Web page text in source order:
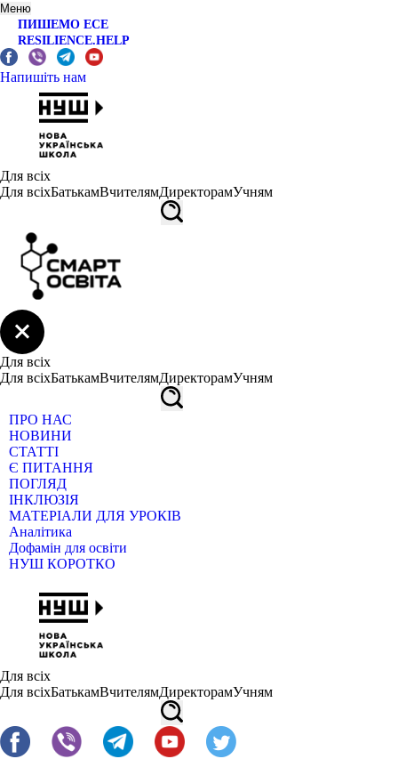
Меню
ПИШЕМО ЕСЕ
RESILIENCE.HELP
Напишіть нам
Для всіх
Для всіхБатькамВчителямДиректорамУчням
Для всіх
Для всіхБатькамВчителямДиректорамУчням
ПРО НАС
НОВИНИ
СТАТТІ
Є ПИТАННЯ
ПОГЛЯД
ІНКЛЮЗІЯ
МАТЕРІАЛИ ДЛЯ УРОКІВ
Аналітика
Дофамін для освіти
НУШ КОРОТКО
Для всіх
Для всіхБатькамВчителямДиректорамУчням